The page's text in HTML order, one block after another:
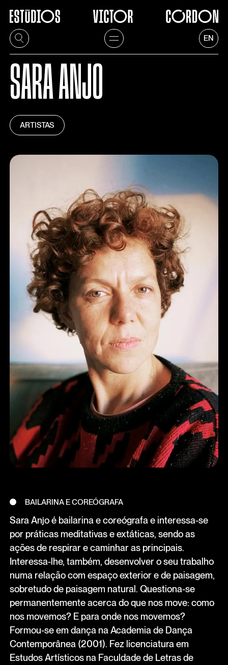
EN
SARA ANJO
ARTISTAS
BAILARINA E COREÓGRAFA
Sara Anjo é bailarina e coreógrafa e interessa-se
por práticas meditativas e extáticas, sendo as
ações de respirar e caminhar as principais.
Interessa-lhe, também, desenvolver o seu trabalho
numa relação com espaço exterior e de paisagem,
sobretudo de paisagem natural. Questiona-se
permanentemente acerca do que nos move: como
nos movemos? E para onde nos movemos?
Formou-se em dança na Academia de Dança
Contemporânea (2001). Fez licenciatura em
Estudos Artísticos na Faculdade de Letras de